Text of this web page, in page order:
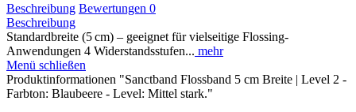
Beschreibung Bewertungen 0
Beschreibung
Standardbreite (5 cm) – geeignet für vielseitige Flossing-
Anwendungen 4 Widerstandsstufen... mehr
Menü schließen
Produktinformationen "Sanctband Flossband 5 cm Breite | Level 2 -
Farbton: Blaubeere - Level: Mittel stark."